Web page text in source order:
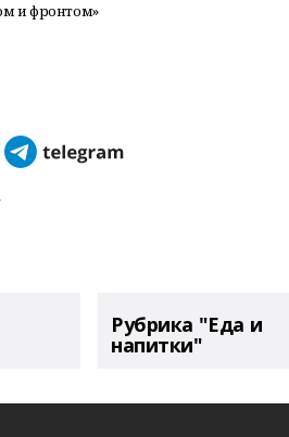
и фронтом»
Рубрика "Еда и
напитки"